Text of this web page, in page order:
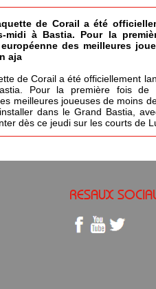
de Corail a été
midi à Bastia. Pour la
des meilleures
aja
de Corail a été officiellement
Pour la première fois de
meilleures joueuses de moins
dans le Grand Bastia,
dès ce jeudi sur les courts de
RESAUX